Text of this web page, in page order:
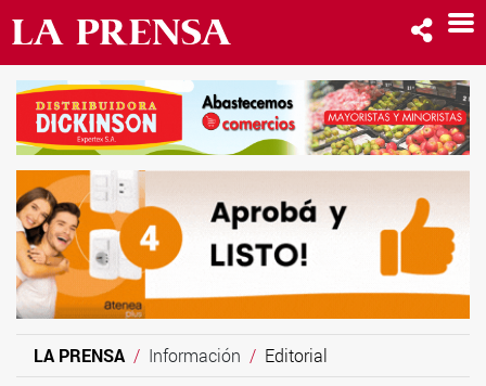
LA PRENSA Información Editorial